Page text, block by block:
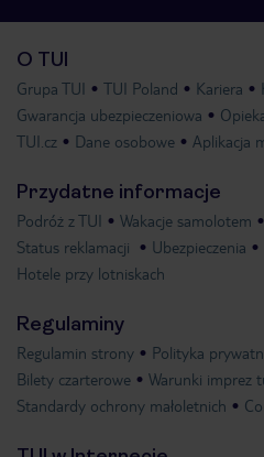
O TUI
Grupa TUI TUI Poland Kariera
Gwarancja ubezpieczeniowa
TUI.cz
Dane osobowe Aplikacja
Przydatne informacje
Podróż z TUI Wakacje samolotem
Status reklamacji
Ubezpieczenia
Hotele przy lotniskach
Regulaminy
Regulamin strony Polityka
Bilety czarterowe
Warunki imprez
Standardy ochrony małoletnich